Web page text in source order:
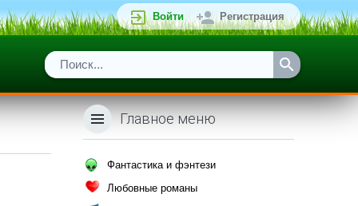
Войти Регистрация
Главное меню
Фантастика и фэнтези
Любовные романы